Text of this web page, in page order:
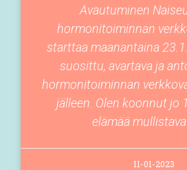
Avautuminen
hormonitoiminnan
starttaa maanantaina
suosittu, avartava ja
hormonitoiminnan
jälleen. Olen koonnut jo
elämää
11-01-2023